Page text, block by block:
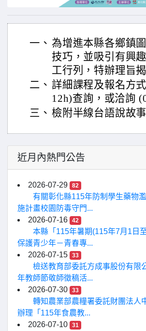
一、 為增進本縣各鄉鎮
技巧，並吸引有興
工行列，特辦理旨
二、 詳細課程及報名方
12h)查詢，或洽詢
三、 檢附半線台語說故
近月內熱門公告
2026-07-29 82
有關彰化縣115年防制學生藥物
施計畫校園防毒守門...
2026-07-16
42
本縣「115年暑期(115年7月1日
保護青少年－青春專...
2026-07-15
33
檢送教育部委託方成事股份有限
年教師節敬師徵稿活...
2026-07-30
33
轉知農業部農糧署委託財團法人
辦理「115年食農教...
2026-07-10
31